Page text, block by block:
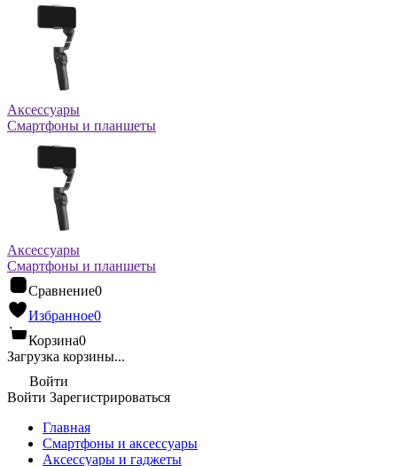
Аксессуары
Смартфоны и планшеты
Аксессуары
Смартфоны и планшеты
Сравнение0
Избранное0
Корзина0
Загрузка корзины...
Войти
Войти Зарегистрироваться
Главная
Смартфоны и аксессуары
Аксессуары и гаджеты